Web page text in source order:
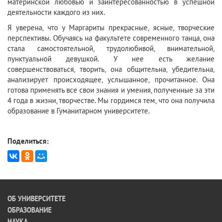
деятельности каждого из них.
Я уверена, что у Маргариты прекрасные, ясные, творческие
перспективы. Обучаясь на факультете современного танца, она
стала самостоятельной, трудолюбивой, внимательной,
пунктуальной девушкой. У нее есть желание
совершенствоваться, творить, она общительна, убедительна,
анализирует происходящее, услышанное, прочитанное. Она
готова применять все свои знания и умения, полученные за эти
4 года в жизни, творчестве. Мы гордимся тем, что она получила
образование в Гуманитарном университете.
Поделиться:
ОБ УНИВЕРСИТЕТЕ
ОБРАЗОВАНИЕ